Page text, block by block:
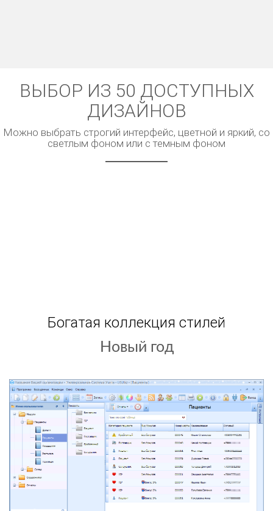
ВЫБОР ИЗ 50 ДОСТУПНЫХ
ДИЗАЙНОВ
Можно выбрать строгий интерфейс, цветной и яркий, со
светлым фоном или с темным фоном
Богатая коллекция стилей
Светлый фон